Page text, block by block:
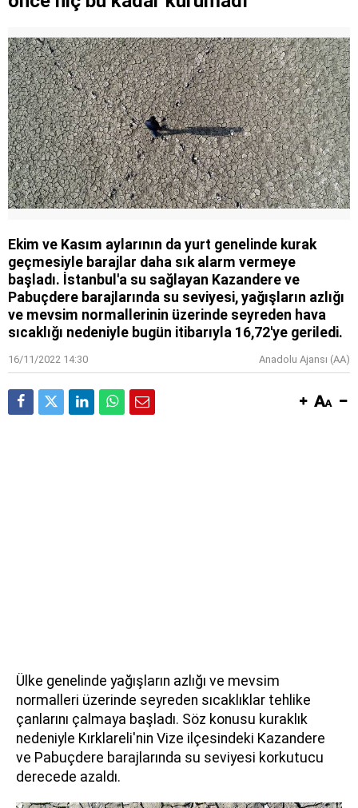
Ekim ve Kasım aylarının da yurt genelinde kurak
geçmesiyle barajlar daha sık alarm vermeye
başladı. İstanbul'a su sağlayan Kazandere ve
Pabuçdere barajlarında su seviyesi, yağışların azlığı
ve mevsim normallerinin üzerinde seyreden hava
sıcaklığı nedeniyle bugün itibarıyla 16,72'ye geriledi.
16/11/2022 14:30 Anadolu Ajansı (AA)
Ülke genelinde yağışların azlığı ve mevsim
normalleri üzerinde seyreden sıcaklıklar tehlike
çanlarını çalmaya başladı. Söz konusu kuraklık
nedeniyle Kırklareli'nin Vize ilçesindeki Kazandere
ve Pabuçdere barajlarında su seviyesi korkutucu
derecede azaldı.